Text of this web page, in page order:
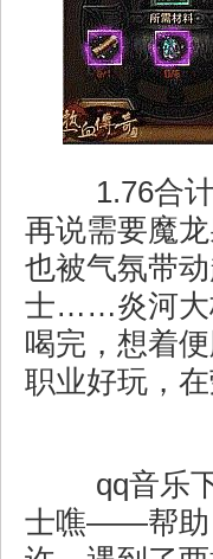
1.76合
再说需要魔
也被气氛带
士……炎河大
喝完，想着
职业好玩，
qq音乐
士噍——帮助